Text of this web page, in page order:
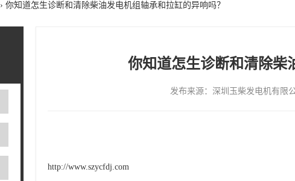
› 你知道怎生诊断和清除柴油发电机组轴承和拉缸的异响吗？
你知道怎生诊断和清除柴
发布来源：深圳玉柴发电机有
http://www.szycfdj.com